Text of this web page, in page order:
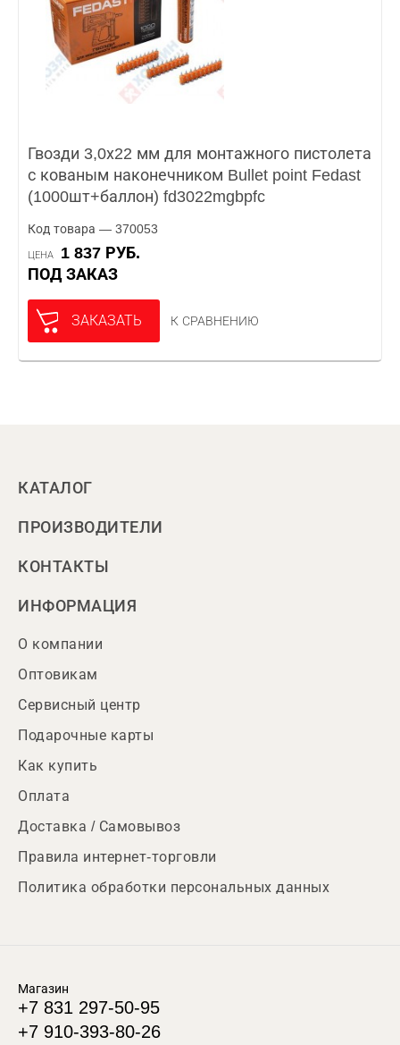
Гвозди 3,0х22 мм для монтажного пистолета
с кованым наконечником Bullet point Fedast
(1000шт+баллон) fd3022mgbpfc
Код товара — 370053
ЦЕНА
1 837 РУБ.
ПОД ЗАКАЗ
ЗАКАЗАТЬ К СРАВНЕНИЮ
КАТАЛОГ
ПРОИЗВОДИТЕЛИ
КОНТАКТЫ
ИНФОРМАЦИЯ
О компании
Оптовикам
Сервисный центр
Подарочные карты
Как купить
Оплата
Доставка / Самовывоз
Правила интернет-торговли
Политика обработки персональных данных
Магазин
+7 831 297-50-95
+7 910-393-80-26